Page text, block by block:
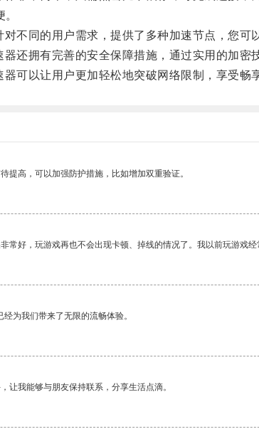
同的用户需求，提供了多种加速节点，您可
拥有完善的安全保障措施，通过实用的加密
以让用户更加轻松地突破网络限制，享受畅
提高，可以加强防护措施，比如增加双重验证。
常好，玩游戏再也不会出现卡顿、掉线的情况了。我以前玩游戏
为我们带来了无限的流畅体验。
让我能够与朋友保持联系，分享生活点滴。